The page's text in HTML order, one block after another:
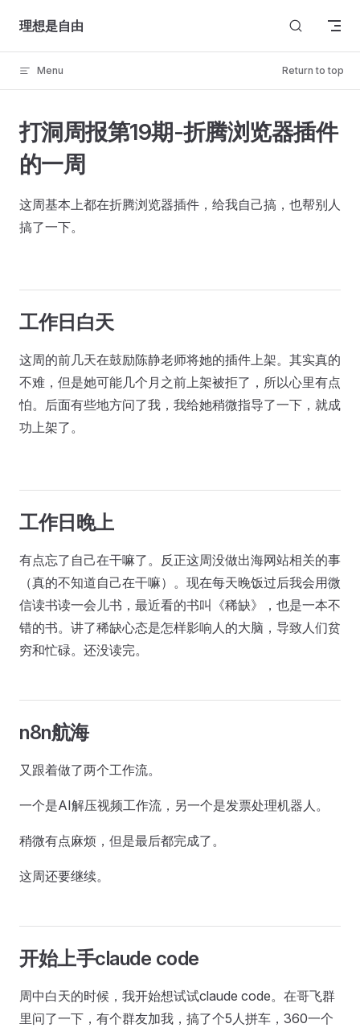
Skip to content
理想是自由
Menu Return to top
打洞周报第19期-折腾浏览器插件
的一周
这周基本上都在折腾浏览器插件，给我自己搞，也帮别人
搞了一下。
工作日白天
这周的前几天在鼓励陈静老师将她的插件上架。其实真的
不难，但是她可能几个月之前上架被拒了，所以心里有点
怕。后面有些地方问了我，我给她稍微指导了一下，就成
功上架了。
工作日晚上
有点忘了自己在干嘛了。反正这周没做出海网站相关的事
（真的不知道自己在干嘛）。现在每天晚饭过后我会用微
信读书读一会儿书，最近看的书叫《稀缺》，也是一本不
错的书。讲了稀缺心态是怎样影响人的大脑，导致人们贫
穷和忙碌。还没读完。
n8n航海
又跟着做了两个工作流。
一个是AI解压视频工作流，另一个是发票处理机器人。
稍微有点麻烦，但是最后都完成了。
这周还要继续。
开始上手claude code
周中白天的时候，我开始想试试claude code。在哥飞群
里问了一下，有个群友加我，搞了个5人拼车，360一个